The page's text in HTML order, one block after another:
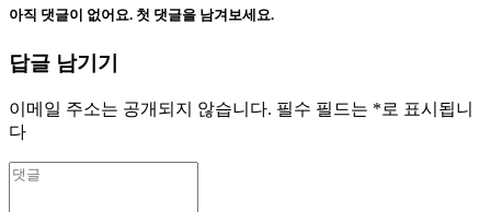
아직 댓글이 없어요. 첫 댓글을 남겨보세요.
답글 남기기
이메일 주소는 공개되지 않습니다. 필수 필드는 *로 표시됩니
다